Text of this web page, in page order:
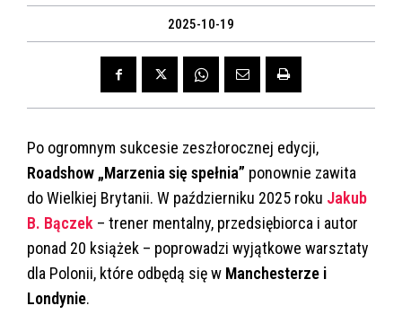
2025-10-19
Po ogromnym sukcesie zeszłorocznej edycji,
Roadshow „Marzenia się spełnia” ponownie zawita
do Wielkiej Brytanii. W październiku 2025 roku Jakub
B. Bączek – trener mentalny, przedsiębiorca i autor
ponad 20 książek – poprowadzi wyjątkowe warsztaty
dla Polonii, które odbędą się w Manchesterze i
Londynie.